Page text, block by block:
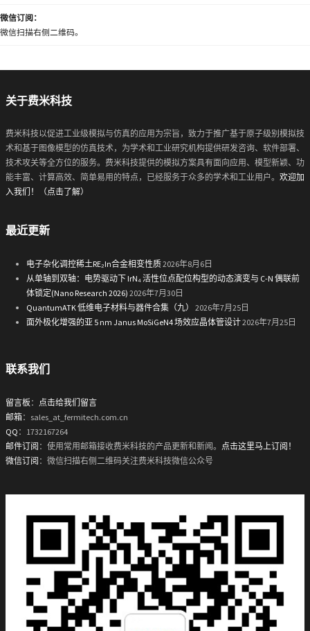
微信订阅：
微信扫描右侧二维码。
关于费米科技
费米科技以促进工业级模拟与仿真的应用为宗旨，致力于推广基于原子级别模拟技
术和基于图像模型的仿真技术，为学术和工业研究机构提供研发咨询、软件部署、
技术攻关等全方位的服务。费米科技提供的模拟方案具有面向应用、模型新颖、功
能丰富、计算高效、简单易用的特点，已经服务于众多的学术和工业用户。 欢迎加
入我们！（点击了解）
最近更新
电子杂化调控稀土RE₂In合金相变性质2026年8月6日
从单轴到双轴：电势驱动下 IrN₄ 活性位点配位构型的动态演变与 C-N 偶联前
体锁定(Nano Research 2026) 2026年7月30日
QuantumATK 低维电子材料与器件合集（九）
2026年7月25日
面外极化增强的亚 5 nm Janus MoSiGeN4 场效应晶体管设计2026年7月25日
联系我们
留言板 ： 点击给我们留言
邮箱：sales_at_fermitech.com.cn
QQ ：1732167264
邮件订阅 ：使用常用邮箱接收费米科技的产品更新和新闻。 点击这里马上订阅！
微信订阅 ：微信扫描右侧二维码关注费米科技微信公众号